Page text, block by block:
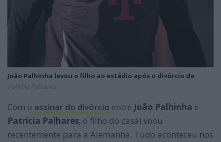
João Palhinha levou o filho ao estádio após o divórcio de
Patrícia Palhares
Com o assinar do divórcio entre João Palhinha e
Patrícia Palhares, o filho do casal voou
recentemente para a Alemanha. Tudo aconteceu nos